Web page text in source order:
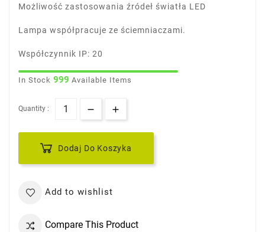
Możliwość zastosowania źródeł światła LED
Lampa współpracuje ze ściemniaczami.
Współczynnik IP: 20
In Stock 999 Available Items
Quantity :
Dodaj Do Koszyka
Add to wishlist
Compare This Product